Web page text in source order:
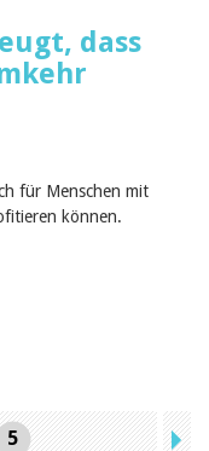
dass
für Menschen mit
können.
5